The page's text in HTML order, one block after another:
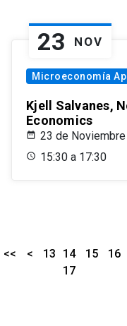
23 NOV
Microeconomía
Kjell Salvanes,
Economics
23 de
15:30 a 17:30
<< < 13 14 15
16
17